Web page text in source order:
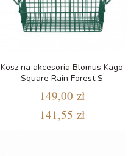
Kosz na akcesoria Blomus Kago
Square Rain Forest S
149,00 zł
141,55 zł